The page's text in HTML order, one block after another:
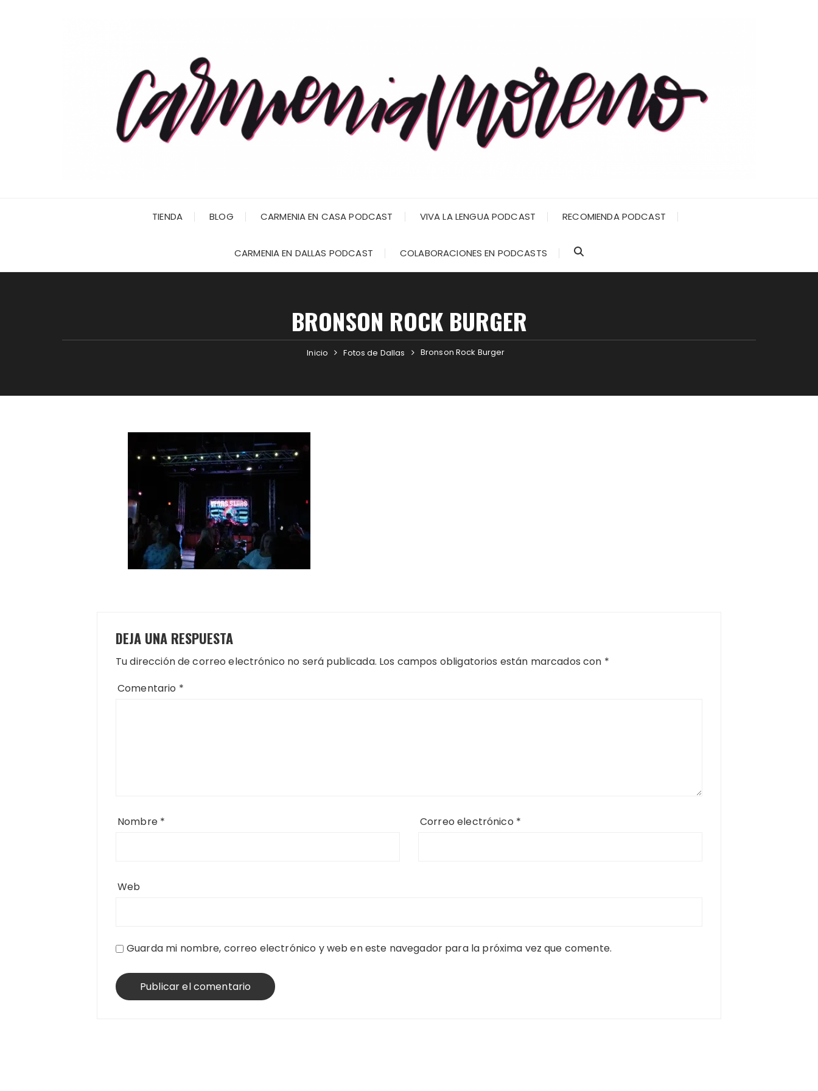
TIENDA BLOG CARMENIA EN CASA PODCAST VIVA LA LENGUA PODCAST RECOMIENDA PODCAST
CARMENIA EN DALLAS PODCAST COLABORACIONES EN PODCASTS
BRONSON ROCK BURGER
Inicio Fotos de Dallas Bronson Rock Burger
DEJA UNA RESPUESTA
Tu dirección de correo electrónico no será publicada. Los campos obligatorios están marcados con *
Comentario *
Nombre * Correo electrónico *
Web
Guarda mi nombre, correo electrónico y web en este navegador para la próxima vez que comente.